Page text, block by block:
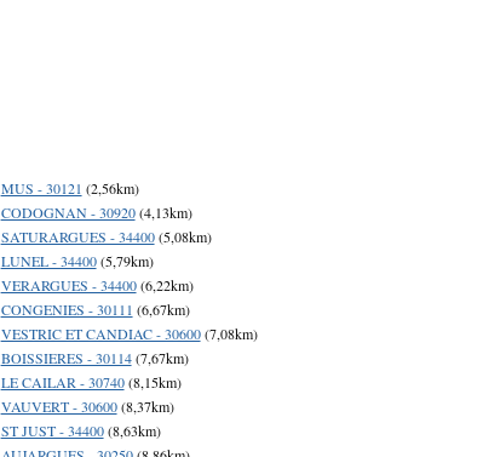
MUS - 30121 (2,56km)
CODOGNAN - 30920(4,13km)
SATURARGUES - 34400(5,08km)
LUNEL - 34400(5,79km)
VERARGUES - 34400(6,22km)
CONGENIES - 30111 (6,67km)
VESTRIC ET CANDIAC - 30600(7,08km)
BOISSIERES - 30114(7,67km)
LE CAILAR - 30740(8,15km)
VAUVERT - 30600(8,37km)
ST JUST - 34400(8,63km)